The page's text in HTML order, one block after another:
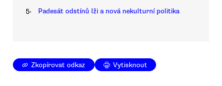
5. Padesát odstínů lži a nová nekulturní politika
Zkopírovat odkaz Vytisknout